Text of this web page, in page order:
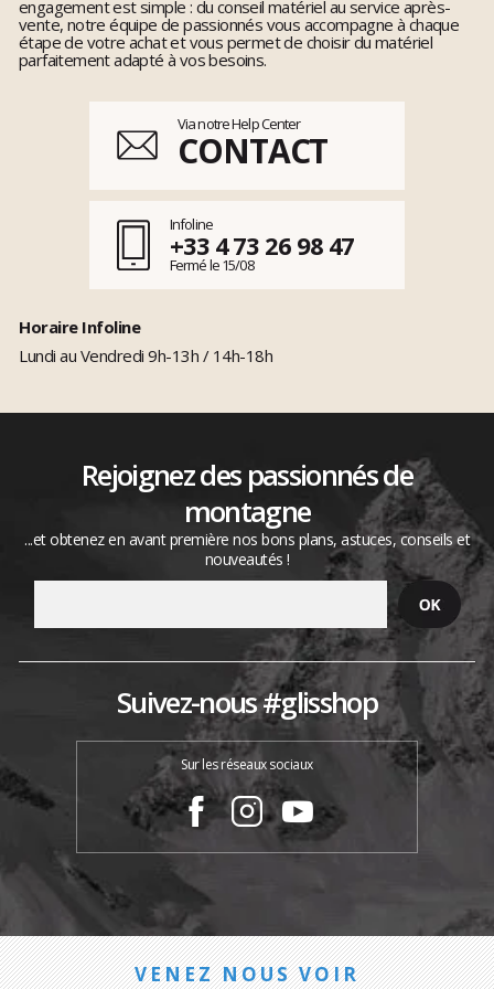
engagement est simple : du conseil matériel au service après-
vente, notre équipe de passionnés vous accompagne à chaque
étape de votre achat et vous permet de choisir du matériel
parfaitement adapté à vos besoins.
Via notre Help Center
CONTACT
Infoline
+33 4 73 26 98 47
Fermé le 15/08
Horaire Infoline
Lundi au Vendredi 9h-13h / 14h-18h
Rejoignez des passionnés de
montagne
...et obtenez en avant première nos bons plans, astuces, conseils et
nouveautés !
Suivez-nous #glisshop
Sur les réseaux sociaux
VENEZ NOUS VOIR